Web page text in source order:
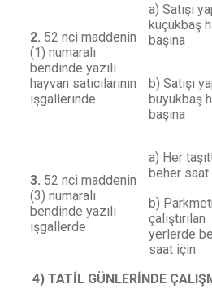
2. 52 nci maddenin
(1) numaralı
bendinde yazılı
hayvan satıcılarının
işgallerinde
a) Satışı
küçükbaş
başına
b) Satışı
büyükbaş
başına
3. 52 nci maddenin
(3) numaralı
bendinde yazılı
işgallerde
a) Her
beher saat
b)
çalıştırılan
yerlerde
saat için
4) TATİL GÜNLERİNDE